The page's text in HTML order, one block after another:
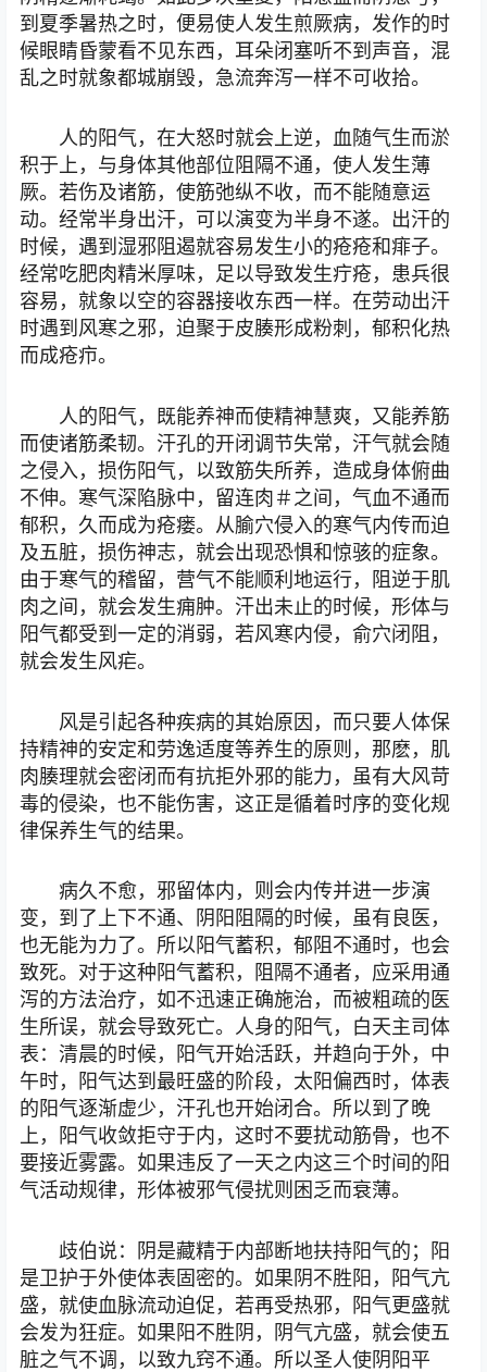
到夏季暑热之时，便易使人发生煎厥病，发作的时
候眼睛昏蒙看不见东西，耳朵闭塞听不到声音，混
乱之时就象都城崩毁，急流奔泻一样不可收拾。
人的阳气，在大怒时就会上逆，血随气生而淤
积于上，与身体其他部位阻隔不通，使人发生薄
厥。若伤及诸筋，使筋弛纵不收，而不能随意运
动。经常半身出汗，可以演变为半身不遂。出汗的
时候，遇到湿邪阻遏就容易发生小的疮疮和痱子。
经常吃肥肉精米厚味，足以导致发生疔疮，患兵很
容易，就象以空的容器接收东西一样。在劳动出汗
时遇到风寒之邪，迫聚于皮腠形成粉刺，郁积化热
而成疮疖。
人的阳气，既能养神而使精神慧爽，又能养筋
而使诸筋柔韧。汗孔的开闭调节失常，汗气就会随
之侵入，损伤阳气，以致筋失所养，造成身体俯曲
不伸。寒气深陷脉中，留连肉＃之间，气血不通而
郁积，久而成为疮瘘。从腧穴侵入的寒气内传而迫
及五脏，损伤神志，就会出现恐惧和惊骇的症象。
由于寒气的稽留，营气不能顺利地运行，阻逆于肌
肉之间，就会发生痈肿。汗出未止的时候，形体与
阳气都受到一定的消弱，若风寒内侵，俞穴闭阻，
就会发生风疟。
风是引起各种疾病的其始原因，而只要人体保
持精神的安定和劳逸适度等养生的原则，那麽，肌
肉腠理就会密闭而有抗拒外邪的能力，虽有大风苛
毒的侵染，也不能伤害，这正是循着时序的变化规
律保养生气的结果。
病久不愈，邪留体内，则会内传并进一步演
变，到了上下不通、阴阳阻隔的时候，虽有良医，
也无能为力了。所以阳气蓄积，郁阻不通时，也会
致死。对于这种阳气蓄积，阻隔不通者，应采用通
泻的方法治疗，如不迅速正确施治，而被粗疏的医
生所误，就会导致死亡。人身的阳气，白天主司体
表：清晨的时候，阳气开始活跃，并趋向于外，中
午时，阳气达到最旺盛的阶段，太阳偏西时，体表
的阳气逐渐虚少，汗孔也开始闭合。所以到了晚
上，阳气收敛拒守于内，这时不要扰动筋骨，也不
要接近雾露。如果违反了一天之内这三个时间的阳
气活动规律，形体被邪气侵扰则困乏而衰薄。
歧伯说：阴是藏精于内部断地扶持阳气的；阳
是卫护于外使体表固密的。如果阴不胜阳，阳气亢
盛，就使血脉流动迫促，若再受热邪，阳气更盛就
会发为狂症。如果阳不胜阴，阴气亢盛，就会使五
脏之气不调，以致九窍不通。所以圣人使阴阳平